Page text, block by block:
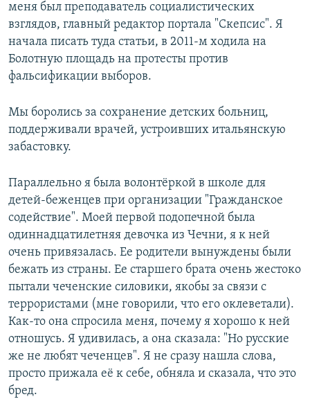
меня был преподаватель социалистических
взглядов, главный редактор портала "Скепсис". Я
начала писать туда статьи, в 2011-м ходила на
Болотную площадь на протесты против
фальсификации выборов.
Мы боролись за сохранение детских больниц,
поддерживали врачей, устроивших итальянскую
забастовку.
Параллельно я была волонтёркой в школе для
детей-беженцев при организации "Гражданское
содействие". Моей первой подопечной была
одиннадцатилетняя девочка из Чечни, я к ней
очень привязалась. Ее родители вынуждены были
бежать из страны. Ее старшего брата очень жестоко
пытали чеченские силовики, якобы за связи с
террористами (мне говорили, что его оклеветали).
Как-то она спросила меня, почему я хорошо к ней
отношусь. Я удивилась, а она сказала: "Но русские
же не любят чеченцев". Я не сразу нашла слова,
просто прижала её к себе, обняла и сказала, что это
бред.